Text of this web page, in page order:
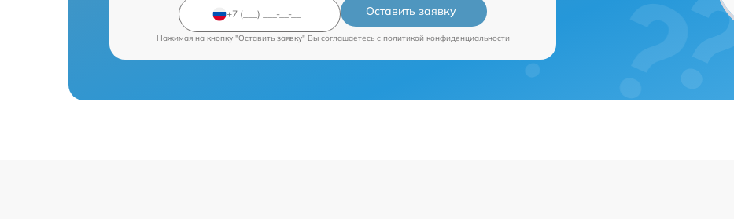
Оставить заявку
Нажимая на кнопку "Оставить заявку" Вы соглашаетесь c политикой конфиденциальности